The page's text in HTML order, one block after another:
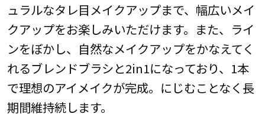
ュラルなタレ目メイクアップまで、幅広いメイ
クアップをお楽しみいただけます。また、ライ
ンをぼかし、自然なメイクアップをかなえてく
れるブレンドブラシと2in1になっており、1本
で理想のアイメイクが完成。にじむことなく長
期間維持続します。